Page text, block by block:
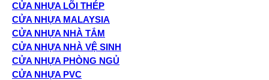
CỬA NHỰA LÕI THÉP
CỬA NHỰA MALAYSIA
CỬA NHỰA NHÀ TẮM
CỬA NHỰA NHÀ VỆ SINH
CỬA NHỰA PHÒNG NGỦ
CỬA NHỰA PVC